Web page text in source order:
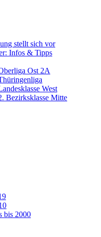
stellt sich vor
Infos & Tipps
Ost 2A
West
Bezirksklasse Mitte
bis 2000